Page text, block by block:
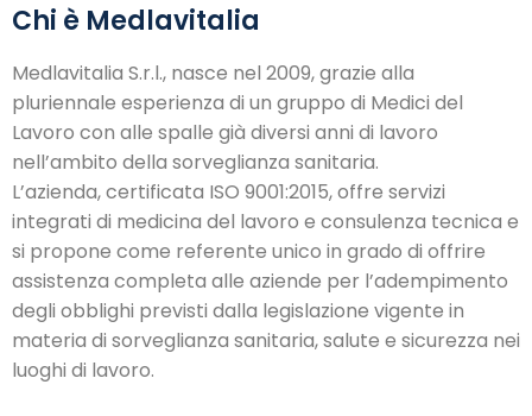
Chi è Medlavitalia
Medlavitalia S.r.l., nasce nel 2009, grazie alla
pluriennale esperienza di un gruppo di Medici del
Lavoro con alle spalle già diversi anni di lavoro
nell’ambito della sorveglianza sanitaria.
L’azienda, certificata ISO 9001:2015, offre servizi
integrati di medicina del lavoro e consulenza tecnica e
si propone come referente unico in grado di offrire
assistenza completa alle aziende per l’adempimento
degli obblighi previsti dalla legislazione vigente in
materia di sorveglianza sanitaria, salute e sicurezza nei
luoghi di lavoro.